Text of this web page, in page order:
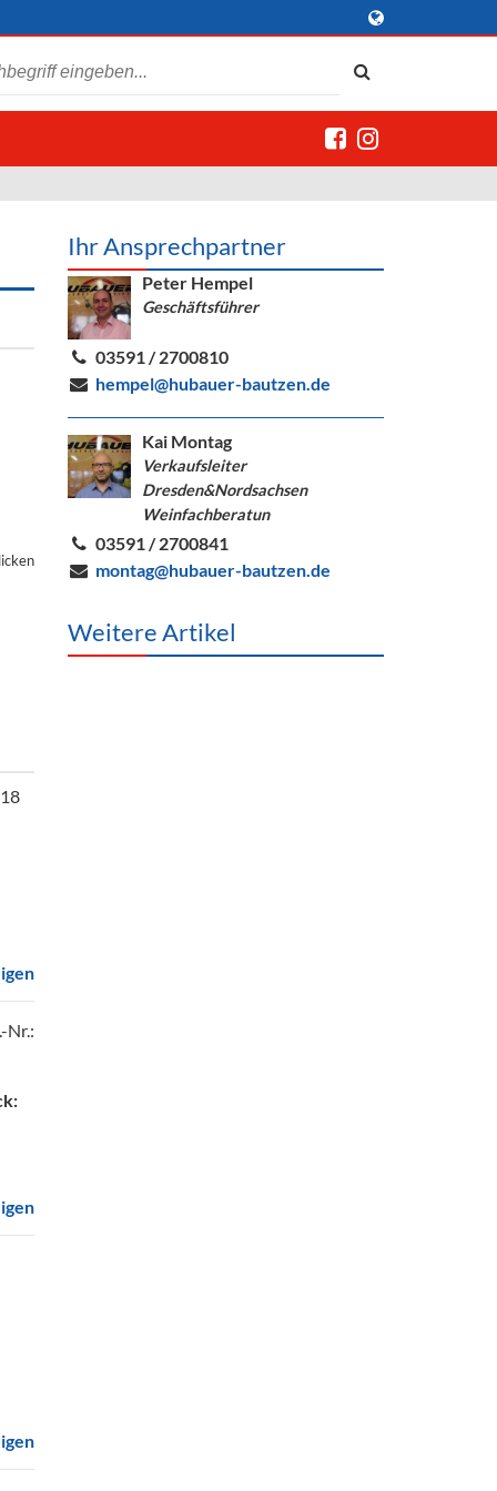
Nr.:
Ihr Ansprechpartner
Peter Hempel
Geschäftsführer
03591 / 2700810
hempel@hubauer-bautzen.de
Kai Montag
Verkaufsleiter
Dresden&Nordsachsen
Weinfachberatun
03591 / 2700841
montag@hubauer-bautzen.de
Weitere Artikel